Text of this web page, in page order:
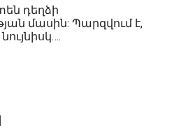
դեղձի
մասին: Պարզվում է,